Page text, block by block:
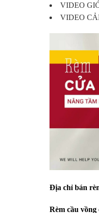
VIDEO
VIDEO
Địa chỉ bán
Rèm cầu vồng